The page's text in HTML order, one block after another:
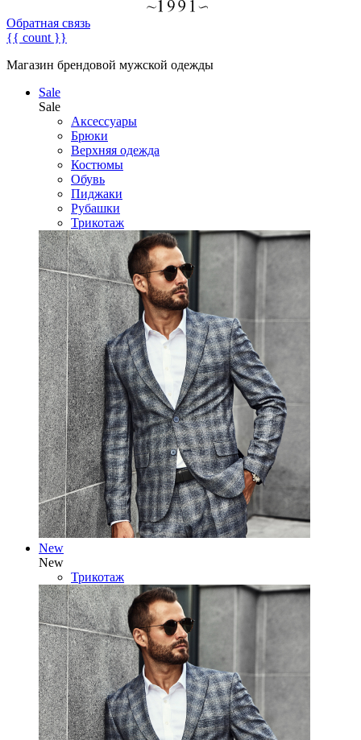
Обратная связь
{{ count }}
Магазин брендовой мужской одежды
Sale
Sale
Аксессуары
Брюки
Верхняя одежда
Костюмы
Обувь
Пиджаки
Рубашки
Трикотаж
New
New
Трикотаж